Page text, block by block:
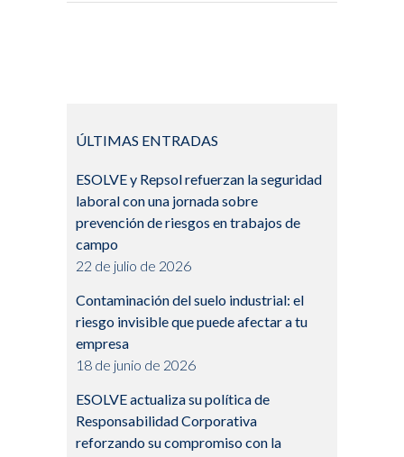
ÚLTIMAS ENTRADAS
ESOLVE y Repsol refuerzan la seguridad
laboral con una jornada sobre
prevención de riesgos en trabajos de
campo
22 de julio de 2026
Contaminación del suelo industrial: el
riesgo invisible que puede afectar a tu
empresa
18 de junio de 2026
ESOLVE actualiza su política de
Responsabilidad Corporativa
reforzando su compromiso con la